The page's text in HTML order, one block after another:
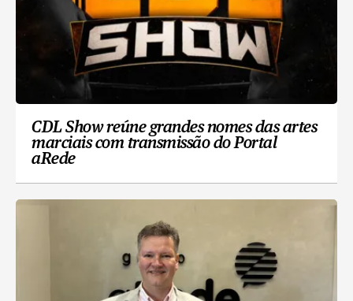
CDL Show reúne grandes nomes das artes
marciais com transmissão do Portal
aRede